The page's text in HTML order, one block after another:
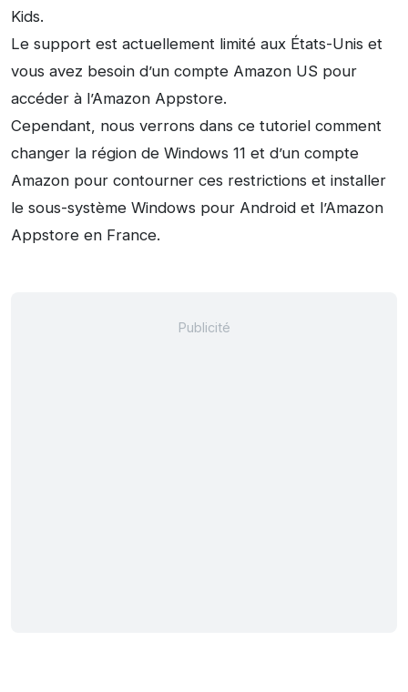
Kids.
Le support est actuellement limité aux États-Unis et
vous avez besoin d’un compte Amazon US pour
accéder à l’Amazon Appstore.
Cependant, nous verrons dans ce tutoriel comment
changer la région de Windows 11 et d’un compte
Amazon pour contourner ces restrictions et installer
le sous-système Windows pour Android et l’Amazon
Appstore en France.